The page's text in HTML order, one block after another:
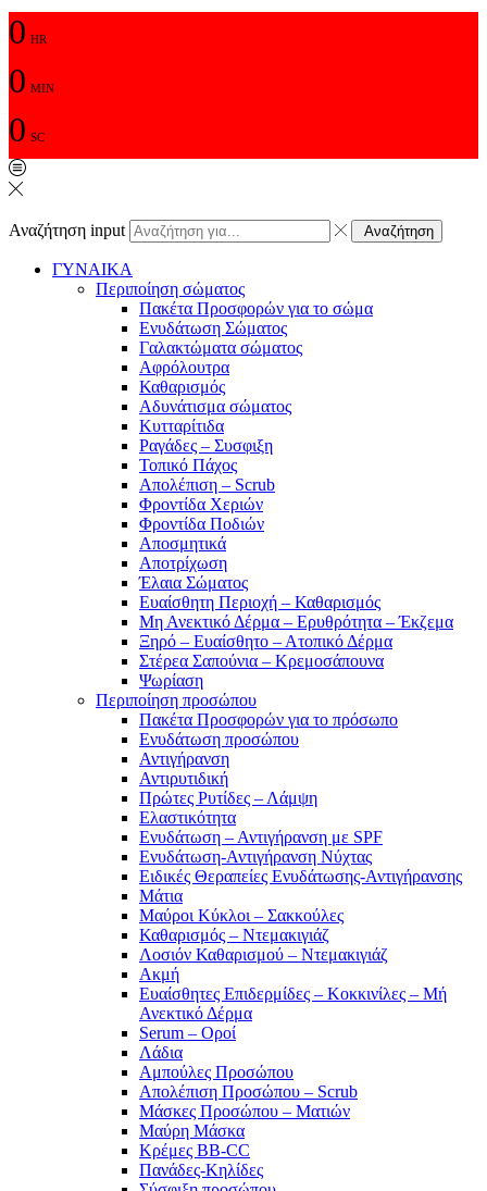
0 HR
0 MIN
0 SC
Αναζήτηση input Αναζήτηση
ΓΥΝΑΙΚΑ
Περιποίηση σώματος
Πακέτα Προσφορών για το σώμα
Ενυδάτωση Σώματος
Γαλακτώματα σώματος
Αφρόλουτρα
Καθαρισμός
Αδυνάτισμα σώματος
Κυτταρίτιδα
Ραγάδες – Συσφιξη
Τοπικό Πάχος
Απολέπιση – Scrub
Φροντίδα Χεριών
Φροντίδα Ποδιών
Αποσμητικά
Αποτρίχωση
Έλαια Σώματος
Ευαίσθητη Περιοχή – Καθαρισμός
Μη Ανεκτικό Δέρμα – Ερυθρότητα – Έκζεμα
Ξηρό – Ευαίσθητο – Ατοπικό Δέρμα
Στέρεα Σαπούνια – Κρεμοσάπουνα
Ψωρίαση
Περιποίηση προσώπου
Πακέτα Προσφορών για το πρόσωπο
Ενυδάτωση προσώπου
Αντιγήρανση
Αντιρυτιδική
Πρώτες Ρυτίδες – Λάμψη
Ελαστικότητα
Ενυδάτωση – Αντιγήρανση με SPF
Ενυδάτωση-Αντιγήρανση Νύχτας
Ειδικές Θεραπείες Ενυδάτωσης-Αντιγήρανσης
Μάτια
Μαύροι Κύκλοι – Σακκούλες
Καθαρισμός – Ντεμακιγιάζ
Λοσιόν Καθαρισμού – Ντεμακιγιάζ
Ακμή
Ευαίσθητες Επιδερμίδες – Κοκκινίλες – Μή
Ανεκτικό Δέρμα
Serum – Οροί
Λάδια
Αμπούλες Προσώπου
Απολέπιση Προσώπου – Scrub
Μάσκες Προσώπου – Ματιών
Μαύρη Μάσκα
Κρέμες BB-CC
Πανάδες-Κηλίδες